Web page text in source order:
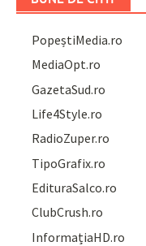
PopeștiMedia.ro
MediaOpt.ro
GazetaSud.ro
Life4Style.ro
RadioZuper.ro
TipoGrafix.ro
EdituraSalco.ro
ClubCrush.ro
InformațiaHD.ro